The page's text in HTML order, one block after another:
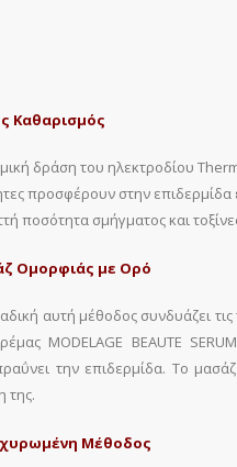
Καθαρισμός
δράση του ηλεκτροδίου
προσφέρουν στην
ποσότητα σμήγματος και
Ομορφιάς με Ορό
αυτή μέθοδος συνδυάζει
MODELAGE BEAUTE
την επιδερμίδα. Το
της.
Μέθοδος